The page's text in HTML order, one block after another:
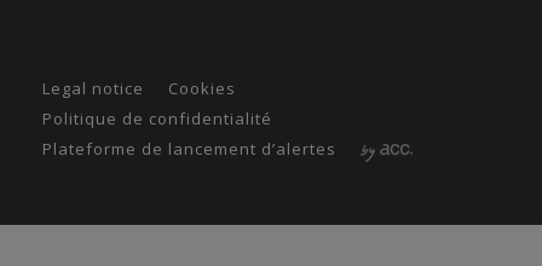
Legal notice
Cookies
Politique de confidentialité
Plateforme de lancement d’alertes